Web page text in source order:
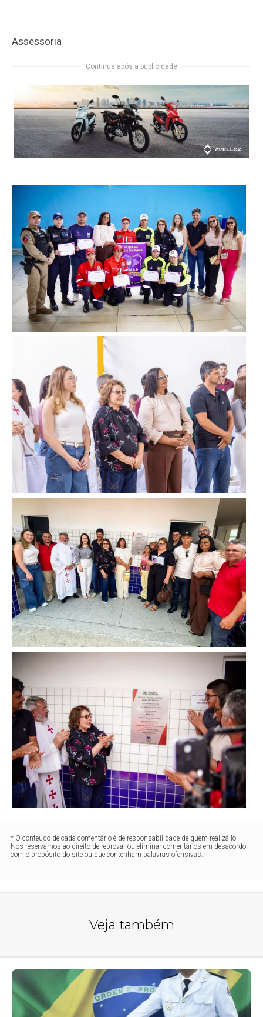
Assessoria
Continua após a publicidade
* O conteúdo de cada comentário é de responsabilidade de quem realizá-lo.
Nos reservamos ao direito de reprovar ou eliminar comentários em desacordo
com o propósito do site ou que contenham palavras ofensivas.
Veja também